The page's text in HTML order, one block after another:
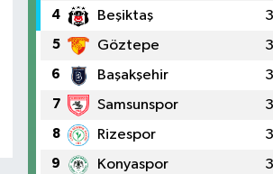
4 Beşiktaş
5 Göztepe
6 Başakşehir
7 Samsunspor
8 Rizespor
9 Konyaspor